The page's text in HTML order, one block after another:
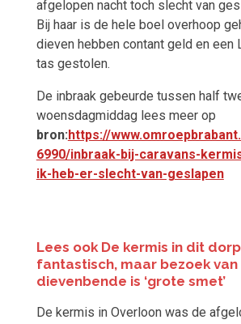
afgelopen nacht toch slecht van
Bij haar is de hele boel overhoop
dieven hebben contant geld en een
tas gestolen.
De inbraak gebeurde tussen half
woensdagmiddag lees meer op
bron:https://
6990/inbraak-bij-caravans-
ik-heb-er-slecht-van-geslapen
Lees ook De kermis in dit
fantastisch, maar bezoek van
dievenbende is ‘grote smet’
De kermis in Overloon was de